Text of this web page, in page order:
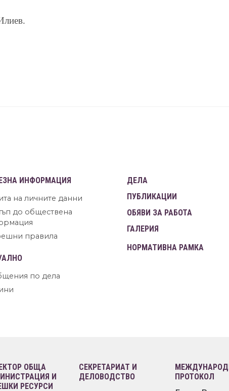
ИНФОРМАЦИЯ
на личните данни
до обществена
правила
по дела
ДЕЛА
ПУБЛИКАЦИИ
ОБЯВИ ЗА РАБОТА
ГАЛЕРИЯ
НОРМАТИВНА РАМКА
ОБЩА
И
РЕСУРСИ
СЕКРЕТАРИАТ И
ДЕЛОВОДСТВО
ПРОТОКОЛ